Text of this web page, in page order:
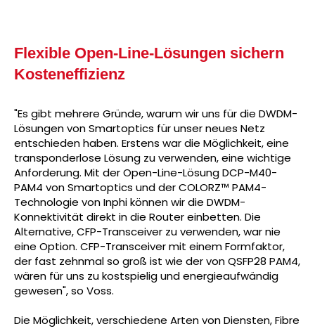
Flexible Open-Line-Lösungen sichern
Kosteneffizienz
"Es gibt mehrere Gründe, warum wir uns für die DWDM-
Lösungen von Smartoptics für unser neues Netz
entschieden haben. Erstens war die Möglichkeit, eine
transponderlose Lösung zu verwenden, eine wichtige
Anforderung. Mit der Open-Line-Lösung DCP-M40-
PAM4 von Smartoptics und der COLORZ™ PAM4-
Technologie von Inphi können wir die DWDM-
Konnektivität direkt in die Router einbetten. Die
Alternative, CFP-Transceiver zu verwenden, war nie
eine Option. CFP-Transceiver mit einem Formfaktor,
der fast zehnmal so groß ist wie der von QSFP28 PAM4,
wären für uns zu kostspielig und energieaufwändig
gewesen", so Voss.
Die Möglichkeit, verschiedene Arten von Diensten, Fibre